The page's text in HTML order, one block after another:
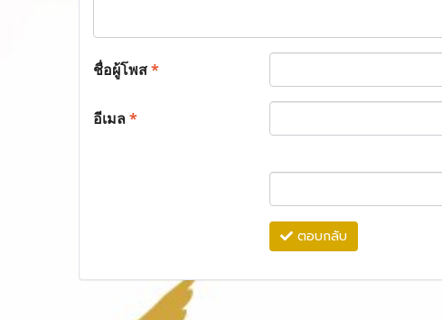
ชื่อผู้โพส*
อีเมล*
ตอบกลับ